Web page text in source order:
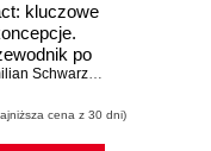
kluczowe
po
React
Maximilian Schwarzmuller
cena z 30 dni)